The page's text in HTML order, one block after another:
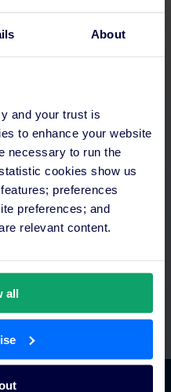
About
and your trust is
to enhance your website
necessary to run the
cookies show us
preferences
preferences; and
relevant content.
all
า
การชำระเงินอัตโนมัติและ
ล้ว พร้อมทีมสนับสนุนและ